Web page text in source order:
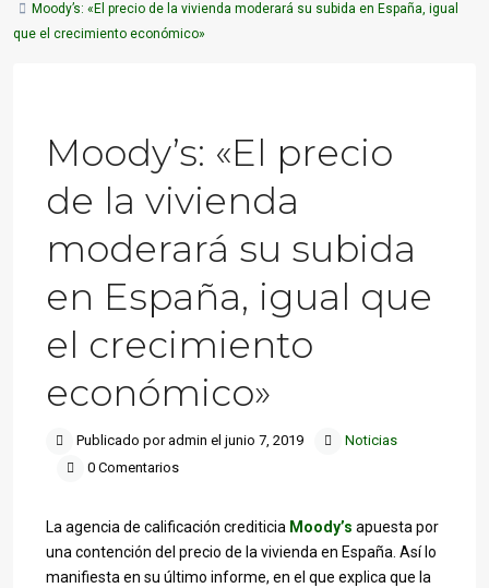
Moody’s: «El precio de la vivienda moderará su subida en España, igual
que el crecimiento económico»
Moody’s: «El precio
de la vivienda
moderará su subida
en España, igual que
el crecimiento
económico»
Publicado por admin el junio 7, 2019
Noticias
0 Comentarios
La agencia de calificación crediticia Moody’s apuesta por
una contención del precio de la vivienda en España. Así lo
manifiesta en su último informe, en el que explica que la